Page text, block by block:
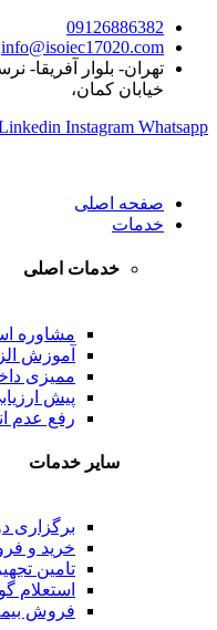
09126886382
info@isoiec17020.com
تهران- بلوار آفریقا-
خیابان کمان،
Instagram Whatsapp
صفحه اصلی
خدمات
خدمات اصلی
مشاوره
آموزش
ممیزی داخلی
پیش ارزیابی
رفع عدم
سایر خدمات
برگزاری
خرید و
تامین
استعلام
فروش